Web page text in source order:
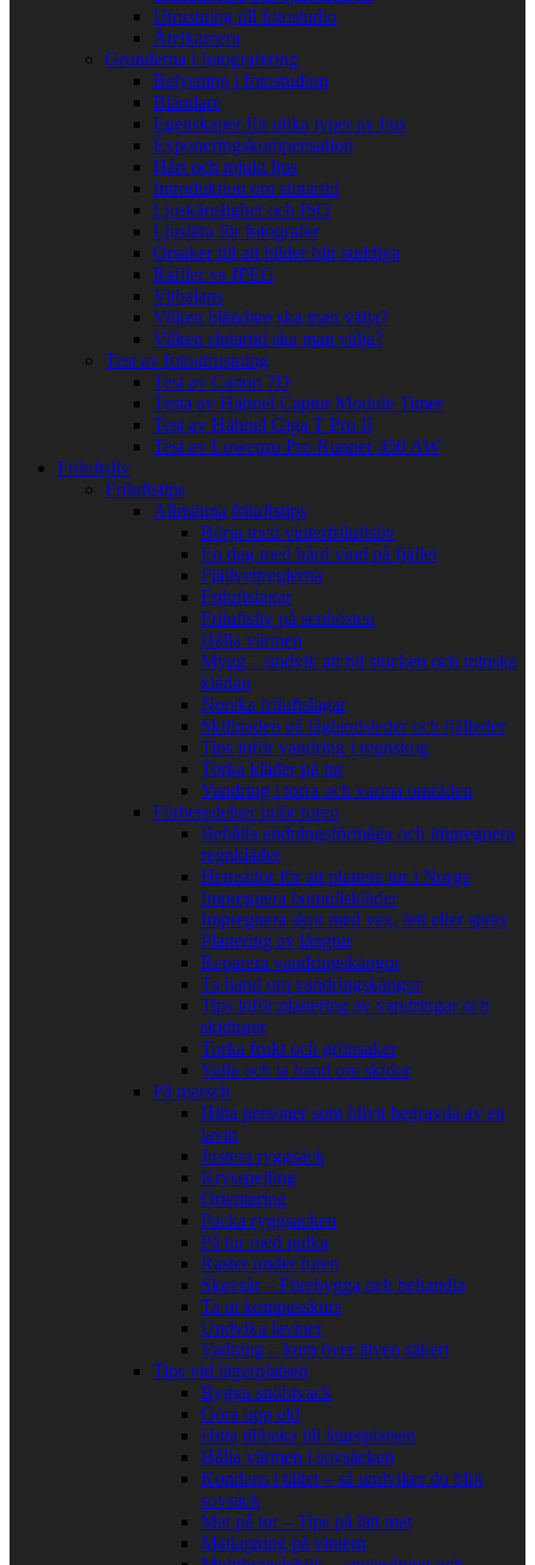
Utrustning till fotostudio
Åtelkamera
Grunderna i fotografering
Belysning i fotostudion
Bländare
Egenskaper för olika typer av ljus
Exponeringskompensation
Hårt och mjukt ljus
Introduktion om slutartid
Ljuskänslighet och ISO
Ljuslära för fotografer
Orsaker till att bilder blir suddiga
Råfiler vs JPEG
Vitbalans
Vilken bländare ska man välja?
Vilken slutartid ska man välja?
Test av fotoutrustning
Test av Canon 7D
Testa av Hähnel Captur Module Timer
Test av Hähnel Giga T Pro II
Test av Lowepro Pro Runner 450 AW
Friluftsliv
Friluftstips
Allmänna friluftstips
Börja med vinterfriluftsliv
En dag med hård vind på fjället
Fjällvettreglerna
Friluftslagar
Friluftsliv på senhösten
Hålla värmen
Mygg – undvik att bli stucken och minska
klådan
Norska friluftslagar
Skillnaden på låglandsleder och fjälleder
Tips inför vandring i regnskog
Torka kläder på tur
Vandring i torra och varma områden
Förberedelser inför turen
Behålla andningsförmåga och impregnera
regnkläder
Hemsidor för att planera tur i Norge
Impregnera bomullskläder
Impregnera skor med vax, fett eller spray
Planering av långtur
Reparera vandringskängor
Ta hand om vandringskängor
Tips inför planering av vandringar och
skidturer
Torka frukt och grönsaker
Valla och ta hand om skidor
På marsch
Hitta personer som blivit begravda av en
lavin
Justera ryggsäck
Krysspejling
Orientering
Packa ryggsäcken
På tur med pulka
Raster under turen
Skavsår – Förebygga och behandla
Ta ut kompasskurs
Undvika laviner
Vadning – kom över älven säkert
Tips vid lägerplatsen
Bygga snöbivack
Göra upp eld
Hitta tillbaka till lägerplatsen
Hålla värmen i sovsäcken
Kondens i tältet – så undviker du blöt
sovsäck
Mat på tur – Tips på lätt mat
Matlagning på vintern